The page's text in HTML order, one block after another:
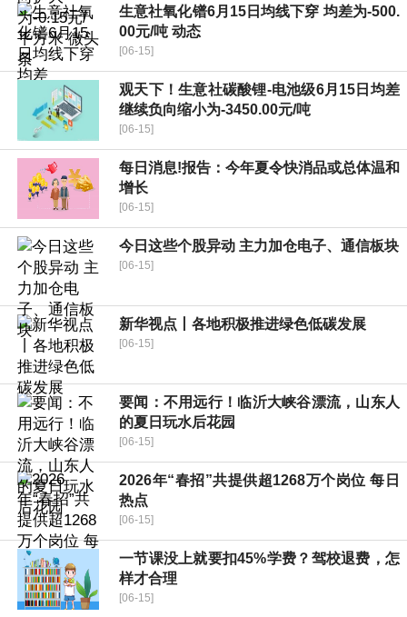
生意社氧化镨6月15日均线下穿 均差为-500.
00元/吨 动态
[06-15]
观天下！生意社碳酸锂-电池级6月15日均差
继续负向缩小为-3450.00元/吨
[06-15]
每日消息!报告：今年夏令快消品或总体温和
增长
[06-15]
今日这些个股异动 主力加仓电子、通信板块
[06-15]
新华视点丨各地积极推进绿色低碳发展
[06-15]
要闻：不用远行！临沂大峡谷漂流，山东人
的夏日玩水后花园
[06-15]
2026年“春招”共提供超1268万个岗位 每日
热点
[06-15]
一节课没上就要扣45%学费？驾校退费，怎
样才合理
[06-15]